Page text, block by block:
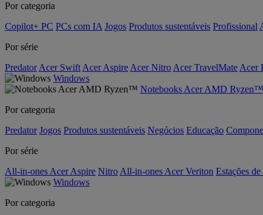
Por categoria
Copilot+ PC PCs com IA Jogos Produtos sustentáveis Profissional
Por série
Predator Acer Swift Acer Aspire Acer Nitro Acer TravelMate Acer
Windows
Notebooks Acer AMD Ryzen™
Por categoria
Predator Jogos Produtos sustentáveis Negócios Educação
Por série
All-in-ones Acer Aspire Nitro All-in-ones Acer Veriton Estações
Windows
Por categoria